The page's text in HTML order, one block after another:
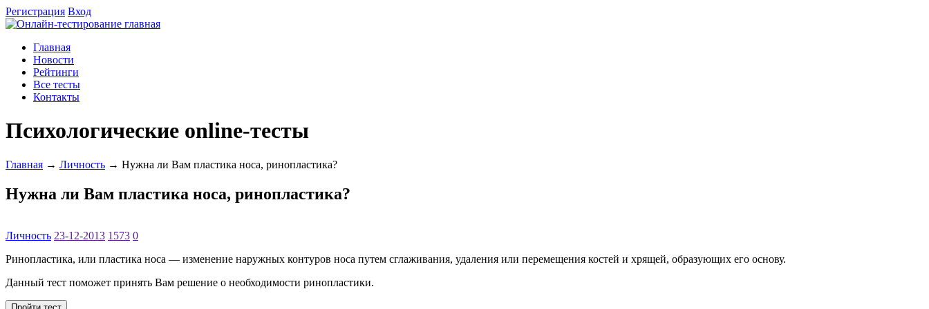
Регистрация Вход
Главная
Новости
Рейтинги
Все тесты
Контакты
Психологические online-тесты
Главная → Личность → Нужна ли Вам пластика носа, ринопластика?
Нужна ли Вам пластика носа, ринопластика?
Личность 23-12-2013 1573 0
Ринопластика, или пластика носа — изменение наружных контуров носа путем сглаживания, удаления или перемещения костей и хрящей, образующих его основу.
Данный тест поможет принять Вам решение о необходимости ринопластики.